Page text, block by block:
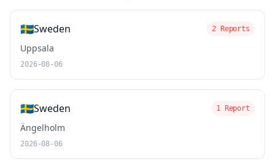
🇸🇪Sweden 2 Reports
Uppsala
2026-08-06
🇸🇪Sweden 1 Report
Ängelholm
2026-08-06